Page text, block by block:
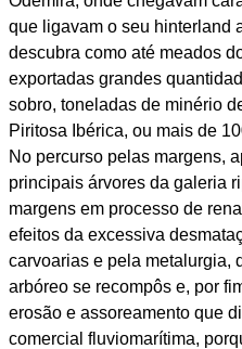
que ligavam o seu hinterland
descubra como até meados
exportadas grandes
sobro, toneladas de minério
Piritosa Ibérica, ou mais de
No percurso pelas margens,
principais árvores da galeria
margens em processo de
efeitos da excessiva
carvoarias e pela metalurgia,
arbóreo se recompôs e, por
erosão e assoreamento que
comercial fluviomarítima,